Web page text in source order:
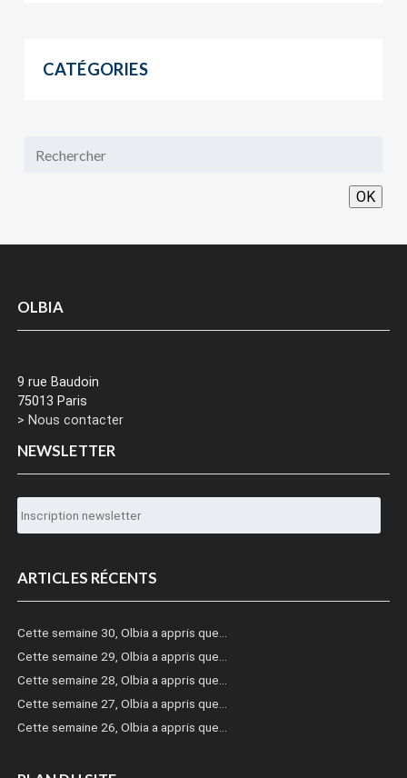
CATÉGORIES
OK
OLBIA
9 rue Baudoin
75013 Paris
> Nous contacter
NEWSLETTER
ARTICLES RÉCENTS
Cette semaine 30, Olbia a appris que…
Cette semaine 29, Olbia a appris que…
Cette semaine 28, Olbia a appris que…
Cette semaine 27, Olbia a appris que…
Cette semaine 26, Olbia a appris que…